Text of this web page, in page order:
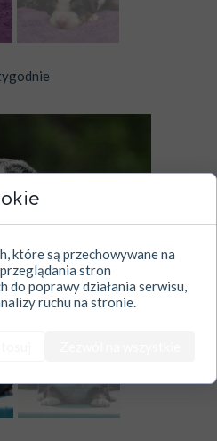
które są przechowywane na
stron
do poprawy działania serwisu,
ruchu na stronie.